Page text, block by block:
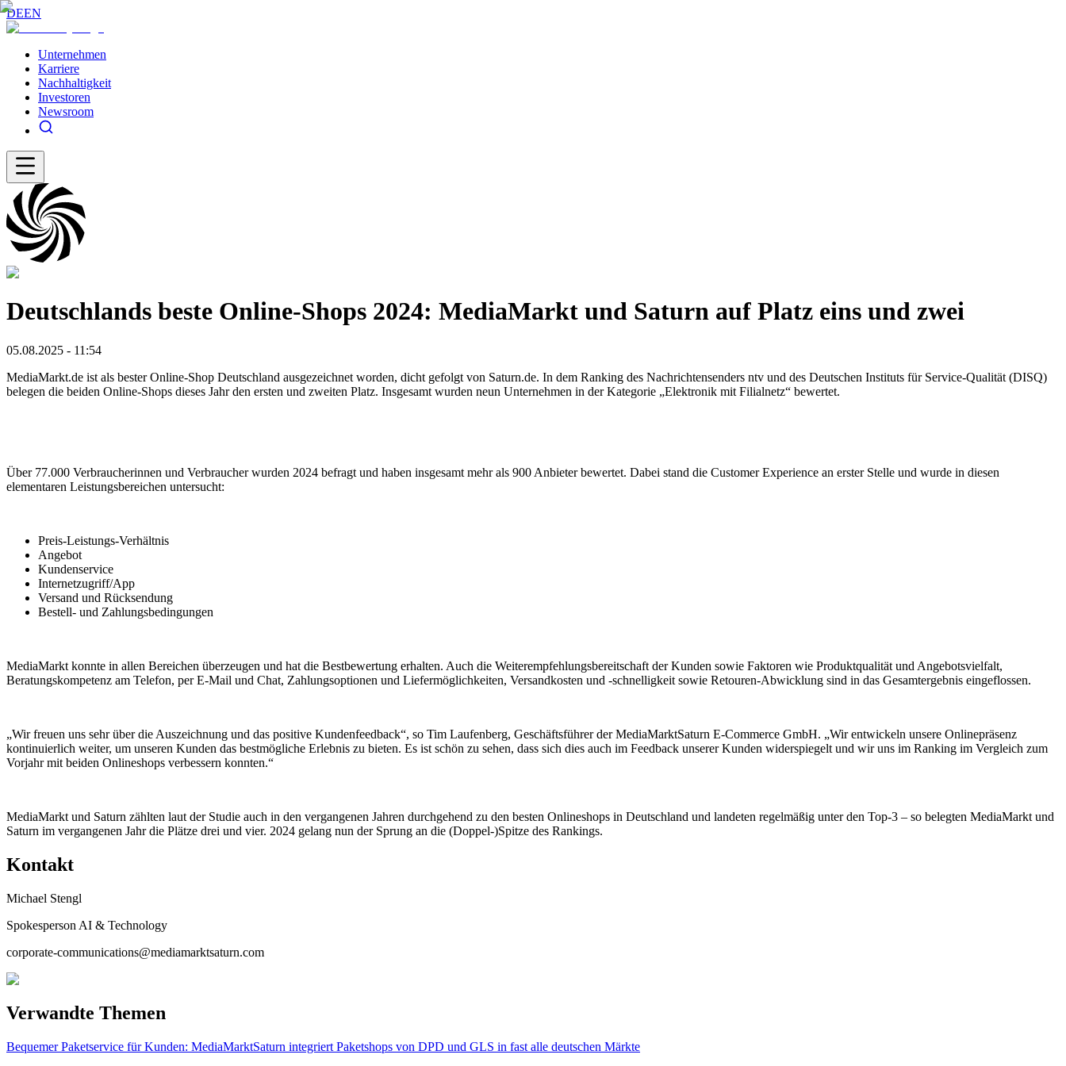
DEEN
Unternehmen
Karriere
Nachhaltigkeit
Investoren
Newsroom
Deutschlands beste Online-Shops 2024: MediaMarkt und Saturn auf Platz eins und zwei
05.08.2025 - 11:54
MediaMarkt.de ist als bester Online-Shop Deutschland ausgezeichnet worden, dicht gefolgt von Saturn.de. In dem Ranking des Nachrichtensenders ntv und des Deutschen Instituts für Service-Qualität (DISQ)
belegen die beiden Online-Shops dieses Jahr den ersten und zweiten Platz. Insgesamt wurden neun Unternehmen in der Kategorie „Elektronik mit Filialnetz“ bewertet.
Über 77.000 Verbraucherinnen und Verbraucher wurden 2024 befragt und haben insgesamt mehr als 900 Anbieter bewertet. Dabei stand die Customer Experience an erster Stelle und wurde in diesen
elementaren Leistungsbereichen untersucht:
Preis-Leistungs-Verhältnis
Angebot
Kundenservice
Internetzugriff/App
Versand und Rücksendung
Bestell- und Zahlungsbedingungen
MediaMarkt konnte in allen Bereichen überzeugen und hat die Bestbewertung erhalten. Auch die Weiterempfehlungsbereitschaft der Kunden sowie Faktoren wie Produktqualität und Angebotsvielfalt,
Beratungskompetenz am Telefon, per E-Mail und Chat, Zahlungsoptionen und Liefermöglichkeiten, Versandkosten und -schnelligkeit sowie Retouren-Abwicklung sind in das Gesamtergebnis eingeflossen.
„Wir freuen uns sehr über die Auszeichnung und das positive Kundenfeedback“, so Tim Laufenberg, Geschäftsführer der MediaMarktSaturn E-Commerce GmbH. „Wir entwickeln unsere Onlinepräsenz
kontinuierlich weiter, um unseren Kunden das bestmögliche Erlebnis zu bieten. Es ist schön zu sehen, dass sich dies auch im Feedback unserer Kunden widerspiegelt und wir uns im Ranking im Vergleich zum
Vorjahr mit beiden Onlineshops verbessern konnten.“
MediaMarkt und Saturn zählten laut der Studie auch in den vergangenen Jahren durchgehend zu den besten Onlineshops in Deutschland und landeten regelmäßig unter den Top-3 – so belegten MediaMarkt und
Saturn im vergangenen Jahr die Plätze drei und vier. 2024 gelang nun der Sprung an die (Doppel-)Spitze des Rankings.
Kontakt
Michael Stengl
Spokesperson AI & Technology
corporate-communications@mediamarktsaturn.com
Verwandte Themen
Bequemer Paketservice für Kunden: MediaMarktSaturn integriert Paketshops von DPD und GLS in fast alle deutschen Märkte